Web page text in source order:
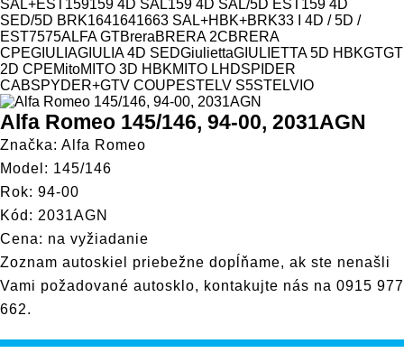
Model
SAL+EST159159 4D SAL159 4D SAL/5D EST159 4D
SED/5D BRK1641641663 SAL+HBK+BRK33 I 4D / 5D /
EST7575ALFA GTBreraBRERA 2CBRERA
CPEGIULIAGIULIA 4D SEDGiuliettaGIULIETTA 5D HBKGTGT
2D CPEMitoMITO 3D HBKMITO LHDSPIDER
CABSPYDER+GTV COUPESTELV S5STELVIO
Alfa Romeo 145/146, 94-00, 2031AGN
Značka: Alfa Romeo
Model: 145/146
Rok: 94-00
Kód: 2031AGN
Cena: na vyžiadanie
Zoznam autoskiel priebežne dopĺňame, ak ste nenašli
Vami požadované autosklo, kontakujte nás na 0915 977
662.